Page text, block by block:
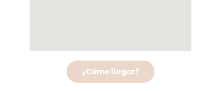
¿Cómo llegar?